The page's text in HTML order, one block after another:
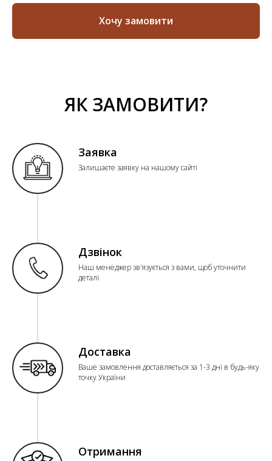
Хочу замовити
ЯК ЗАМОВИТИ?
Заявка
Залишаєте заявку на нашому сайті
Дзвінок
Наш менеджер зв'язується з вами, щоб уточнити
деталі
Доставка
Ваше замовлення доставляється за 1-3 дні в будь-яку
точку України
Отримання